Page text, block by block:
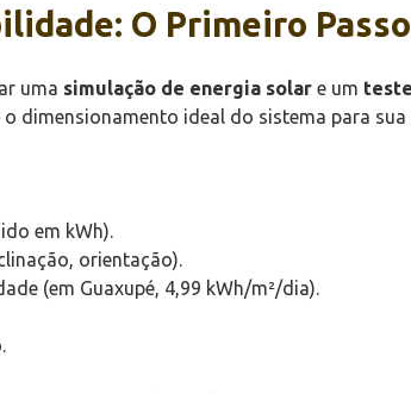
O Primeiro
uma simulação de energia solar e um
ideal do sistema para sua
em kWh).
orientação).
(em Guaxupé, 4,99 kWh/m²/dia).